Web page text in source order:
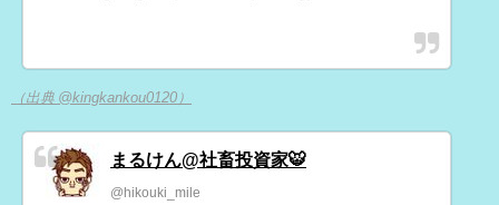
（出典 @kingkankou0120）
まるけん@社畜投資家🐯
@hikouki_mile